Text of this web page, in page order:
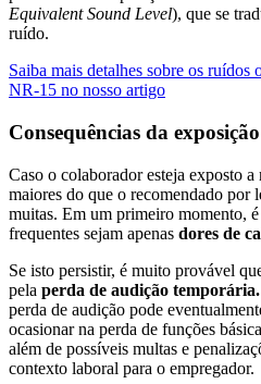
Equivalent Sound Level), que se
ruído.
Saiba mais detalhes sobre os ruídos
NR-15 no nosso artigo
Consequências da
Caso o colaborador esteja exposto
maiores do que o recomendado por
muitas. Em um primeiro momento,
frequentes sejam apenas dores de
Se isto persistir, é muito provável
pela perda de audição temporária.
perda de audição pode
ocasionar na perda de funções
além de possíveis multas e
contexto laboral para o empregador.